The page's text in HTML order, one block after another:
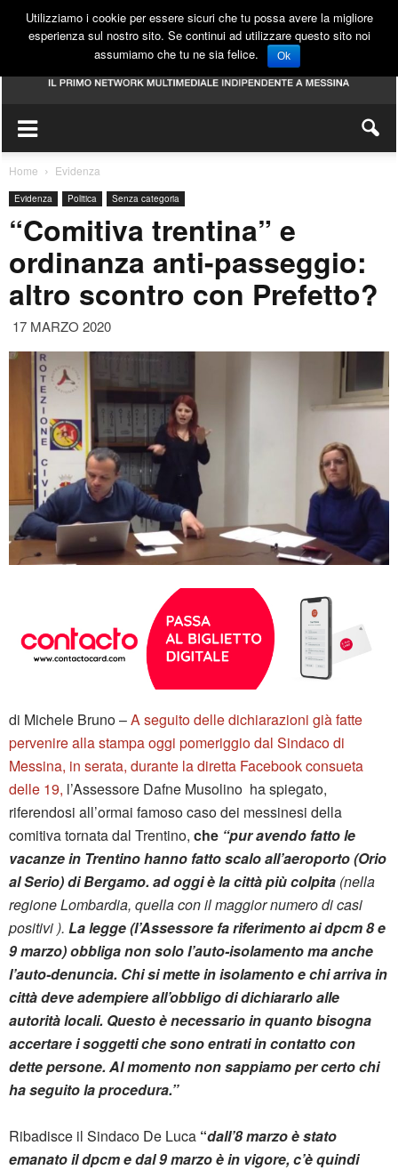
Home Evidenza
Evidenza Politica Senza categoria
“Comitiva trentina” e
ordinanza anti-passeggio:
altro scontro con Prefetto?
17 MARZO 2020
di Michele Bruno –A seguito delle dichiarazioni già fatte
pervenire alla stampa oggi pomeriggio dal Sindaco di
Messina, in serata, durante la diretta Facebook consueta
delle 19, l’Assessore Dafne Musolino ha spiegato,
riferendosi all’ormai famoso caso dei messinesi della
comitiva tornata dal Trentino, che “pur avendo fatto le
vacanze in Trentino hanno fatto scalo all’aeroporto (Orio
al Serio) di Bergamo. ad oggi è la città più colpita (nella
regione Lombardia, quella con il maggior numero di casi
positivi ). La legge (l’Assessore fa riferimento ai dpcm 8 e
9 marzo) obbliga non solo l’auto-isolamento ma anche
l’auto-denuncia. Chi si mette in isolamento e chi arriva in
città deve adempiere all’obbligo di dichiararlo alle
autorità locali. Questo è necessario in quanto bisogna
accertare i soggetti che sono entrati in contatto con
dette persone. Al momento non sappiamo per certo chi
ha seguito la procedura.”
Ribadisce il Sindaco De Luca “dall’8 marzo è stato
emanato il dpcm e dal 9 marzo è in vigore, c’è quindi
Utilizziamo i cookie per essere sicuri che tu possa avere la migliore
esperienza sul nostro sito. Se continui ad utilizzare questo sito noi
assumiamo che tu ne sia felice.
Ok